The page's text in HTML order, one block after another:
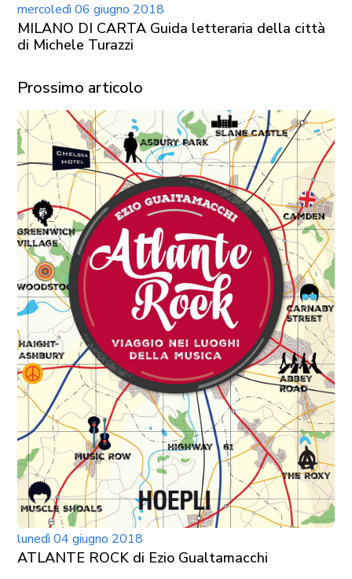
mercoledì 06 giugno 2018
MILANO DI CARTA Guida letteraria della città
di Michele Turazzi
Prossimo articolo
lunedì 04 giugno 2018
ATLANTE ROCK di Ezio Gualtamacchi